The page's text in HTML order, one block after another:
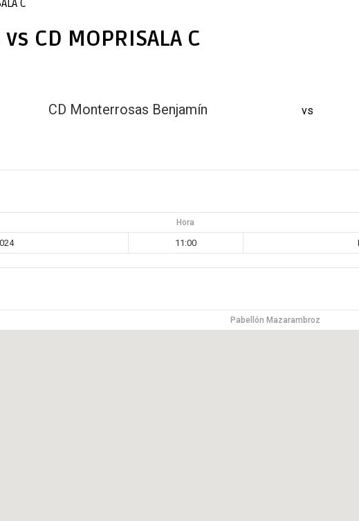
C
CD MOPRISALA C
CD Monterrosas Benjamín vs
Hora
11:00
Pabellón Mazarambroz